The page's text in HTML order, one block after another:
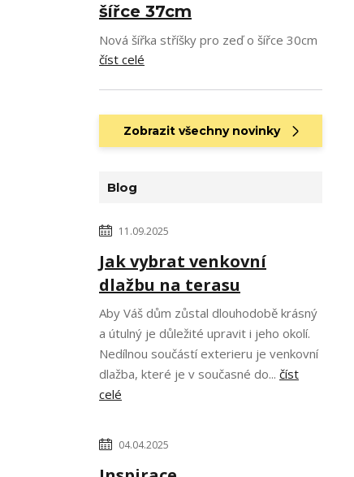
šířce 37cm
Nová šířka stříšky pro zeď o šířce 30cm
číst celé
Zobrazit všechny novinky
Blog
11.09.2025
Jak vybrat venkovní
dlažbu na terasu
Aby Váš dům zůstal dlouhodobě krásný
a útulný je důležité upravit i jeho okolí.
Nedílnou součástí exterieru je venkovní
dlažba, které je v současné do... číst
celé
04.04.2025